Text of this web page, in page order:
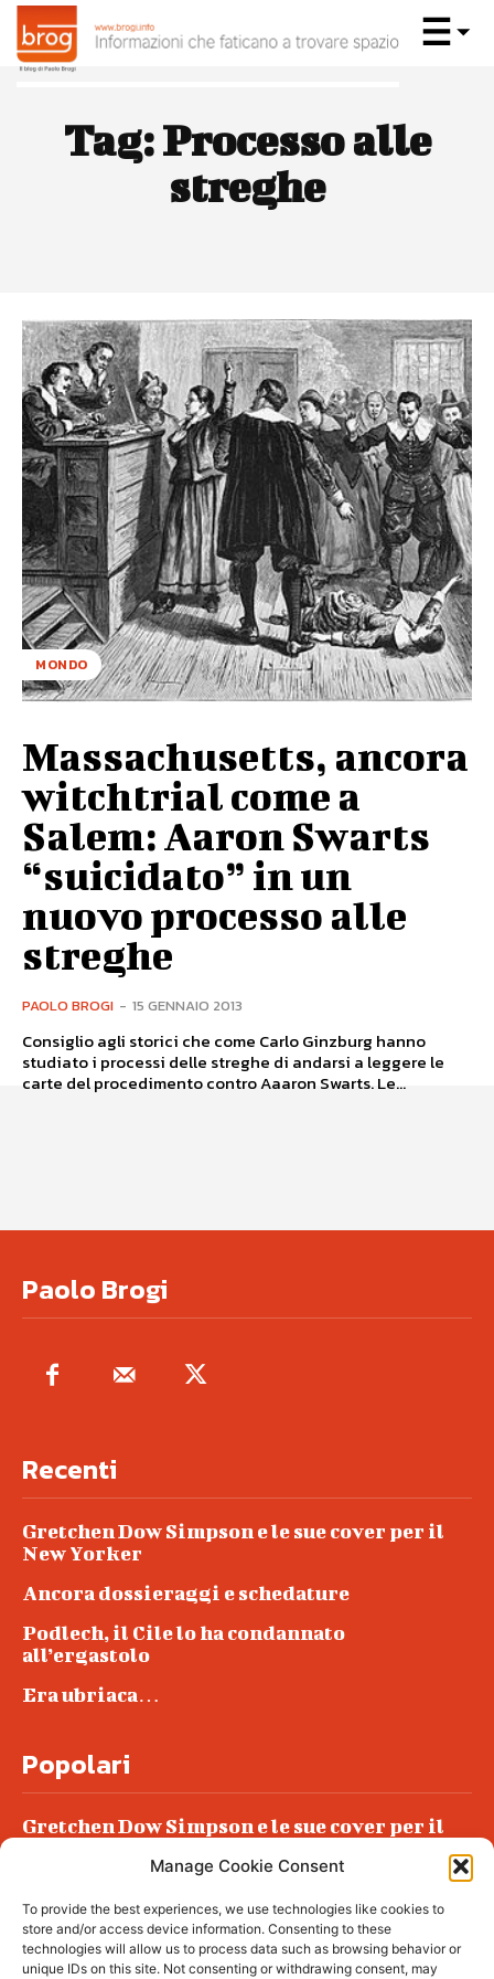
Manage Cookie Consent
To provide the best experiences, we use technologies like cookies to
store and/or access device information. Consenting to these
technologies will allow us to process data such as browsing behavior or
unique IDs on this site. Not consenting or withdrawing consent, may
Tag:Processo alle
streghe
MONDO
Massachusetts, ancora
witchtrial come a
Salem: Aaron Swarts
“suicidato” in un
nuovo processo alle
streghe
PAOLO BROGI - 15 GENNAIO 2013
Consiglio agli storici che come Carlo Ginzburg hanno
studiato i processi delle streghe di andarsi a leggere le
carte del procedimento contro Aaaron Swarts. Le...
Paolo Brogi
Recenti
Gretchen Dow Simpson e le sue cover per il
New Yorker
Ancora dossieraggi e schedature
Podlech, il Cile lo ha condannato
all’ergastolo
Era ubriaca…
Popolari
Gretchen Dow Simpson e le sue cover per il
Podlech, il Cile lo ha condannato
all’ergastolo